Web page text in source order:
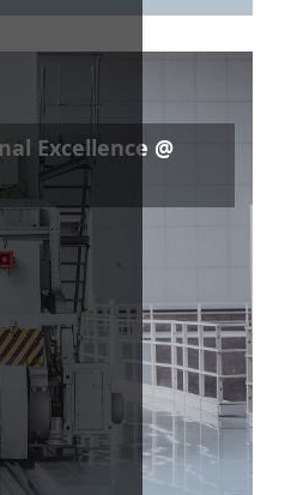
Excellence @